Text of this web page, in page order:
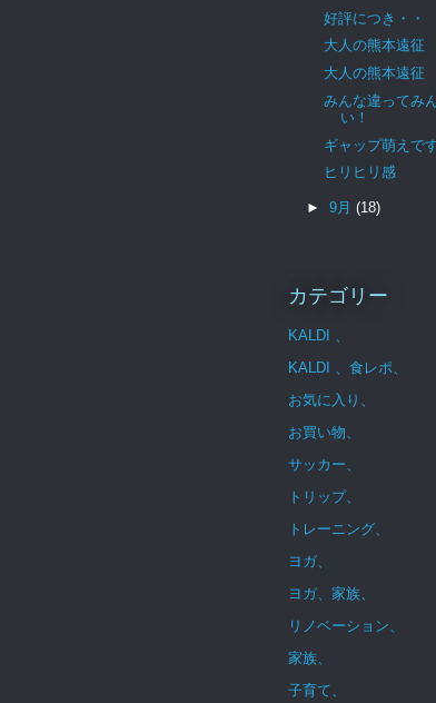
好評につき・・
大人の熊本遠
大人の熊本遠
みんな違ってみ
い！
ギャップ萌えで
ヒリヒリ感
► 9月 (18)
カテゴリー
KALDI 、
KALDI 、食レポ、
お気に入り、
お買い物、
サッカー、
トリップ、
トレーニング、
ヨガ、
ヨガ、家族、
リノベーション、
家族、
子育て、